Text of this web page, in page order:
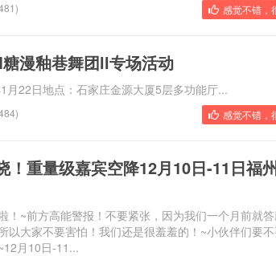
感觉不错，
漫釉巷舞团ll专场活动
月22日地点：石家庄金源大厦5层多功能厅...
感觉不错，
！重量级嘉宾空降12月10日-11日福
！~前方高能警报！不要紧张，因为我们一个月前就
以大家不要害怕！我们还是很羞羞的！~小伙伴们要
月10日-11...